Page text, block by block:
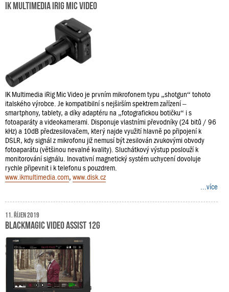
IK Multimedia iRig Mic Video
IK Multimedia iRig Mic Video je prvním mikrofonem typu „shotgun“ tohoto
italského výrobce. Je kompatibilní s nejširším spektrem zařízení –
smartphony, tablety, a díky adaptéru na „fotografickou botičku“ i s
fotoaparáty a videokamerami. Disponuje vlastními převodníky (24 bitů / 96
kHz) a 10dB předzesilovačem, který najde využití hlavně po připojení k
DSLR, kdy signál z mikrofonu již nemusí být zesilován zvukovými obvody
fotoaparátu (většinou nevalné kvality). Sluchátkový výstup poslouží k
monitorování signálu. Inovativní magnetický systém uchycení dovoluje
rychle připevnit i k telefonu s pouzdrem.
www.ikmultimedia.com, www.disk.cz
...více
11. říjen 2019
Blackmagic Video Assist 12G